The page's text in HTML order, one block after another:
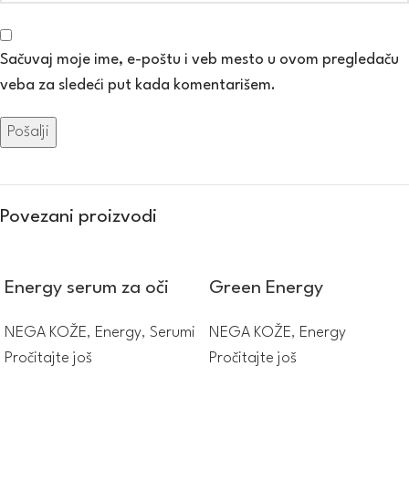
Sačuvaj moje ime, e-poštu i veb mesto u ovom pregledaču
veba za sledeći put kada komentarišem.
Povezani proizvodi
Energy serum za oči
NEGA KOŽE, Energy, Serumi
Pročitajte još
Green Energy
NEGA KOŽE, Energy
Pročitajte još